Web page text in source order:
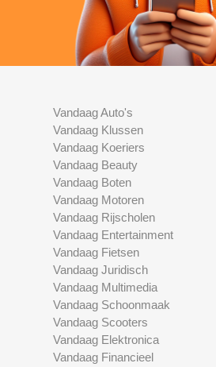
Vandaag Auto's
Vandaag Klussen
Vandaag Koeriers
Vandaag Beauty
Vandaag Boten
Vandaag Motoren
Vandaag Rijscholen
Vandaag Entertainment
Vandaag Fietsen
Vandaag Juridisch
Vandaag Multimedia
Vandaag Schoonmaak
Vandaag Scooters
Vandaag Elektronica
Vandaag Financieel